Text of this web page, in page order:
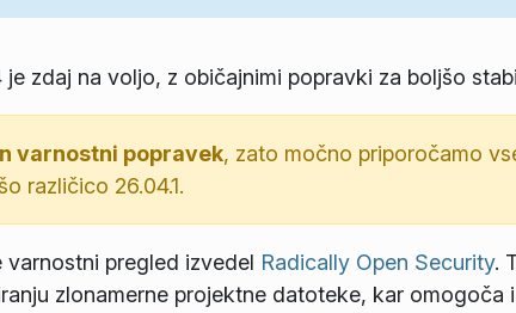
zdaj na voljo, z običajnimi popravki za boljšo
varnostni popravek, zato močno priporočamo
različico 26.04.1.
varnostni pregled izvedel Radically Open Security.
zlonamerne projektne datoteke, kar omogoča